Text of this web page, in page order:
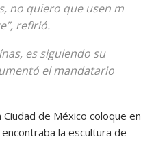
no quiero que usen m
refirió.
es siguiendo su
el mandatario
de México coloque en
la escultura de